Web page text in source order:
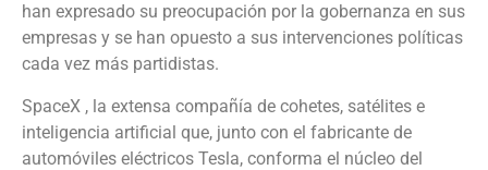
han expresado su preocupación por la gobernanza en sus
empresas y se han opuesto a sus intervenciones políticas
cada vez más partidistas.
SpaceX , la extensa compañía de cohetes, satélites e
inteligencia artificial que, junto con el fabricante de
automóviles eléctricos Tesla, conforma el núcleo del